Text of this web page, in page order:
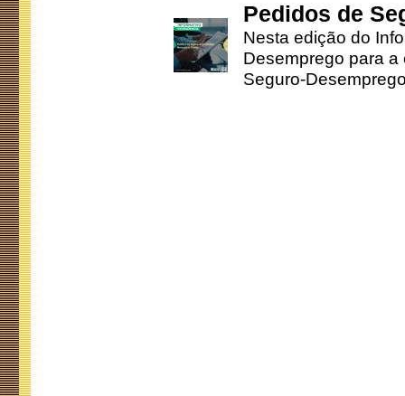
Pedidos de
Nesta edição do
Desemprego para
Seguro-